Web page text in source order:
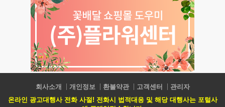
회사소개 개인정보 환불약관 고객센터
관리자
온라인 광고대행사 전화 사절! 전화시 법적대응 및 해당 대행사는 포털사